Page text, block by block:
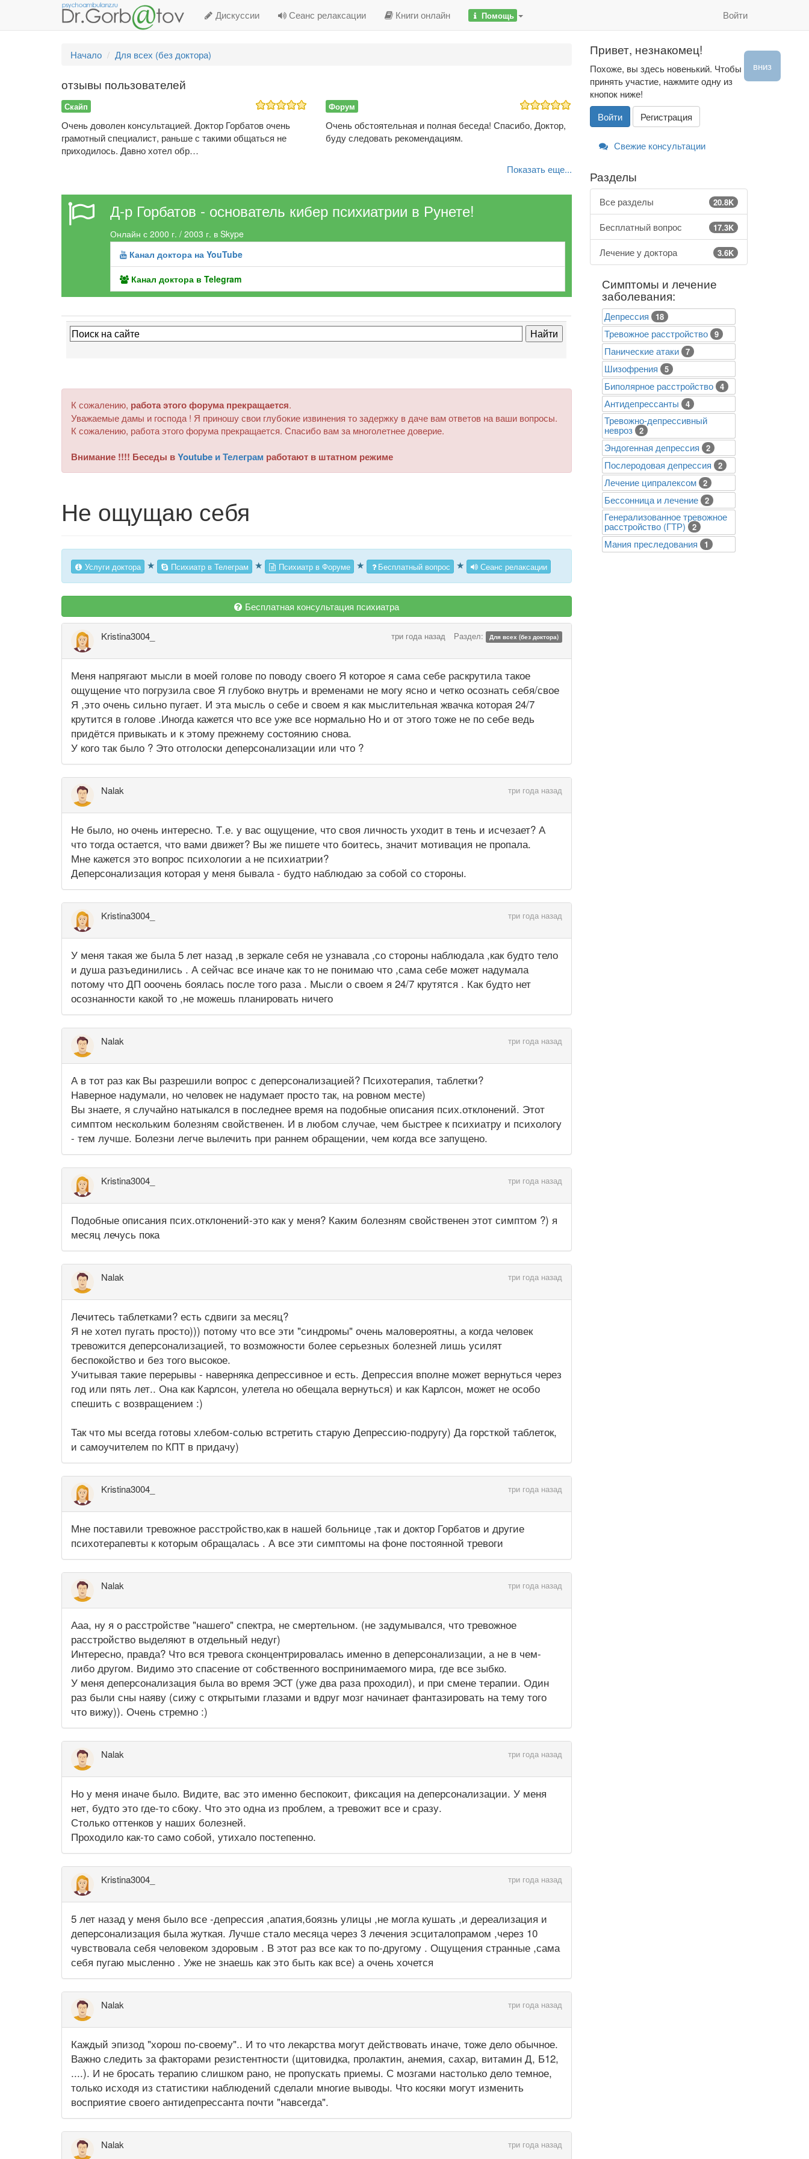
Дискуссии Сеанс релаксации Книги онлайн Помощь Войти
Начало Для всех (без доктора)
отзывы пользователей
Скайп
Очень доволен консультацией. Доктор Горбатов очень
грамотный специалист, раньше с такими общаться не
приходилось. Давно хотел обр…
Форум
Очень обстоятельная и полная беседа! Спасибо, Доктор,
буду следовать рекомендациям.
Показать еще...
Д-р Горбатов - основатель кибер психиатрии в Рунете!
Онлайн с 2000 г. / 2003 г. в Skype
Канал доктора на YouTube
Канал доктора в Telegram
К сожалению, работа этого форума прекращается.
Уважаемые дамы и господа ! Я приношу свои глубокие извинения то задержку в даче вам ответов на ваши вопросы.
К сожалению, работа этого форума прекращается. Спасибо вам за многолетнее доверие.
Внимание !!!! Беседы вYoutube и Телеграм работают в штатном режиме
Не ощущаю себя
вниз
Услуги доктора ★ Психиатр в Телеграм ★ Психиатр в Форуме ★ Бесплатный вопрос ★ Сеанс релаксации
Бесплатная консультация психиатра
Kristina3004_ три года назад Раздел: Для всех (без доктора)
Меня напрягают мысли в моей голове по поводу своего Я которое я сама себе раскрутила такое
ощущение что погрузила свое Я глубоко внутрь и временами не могу ясно и четко осознать себя/свое
Я ,это очень сильно пугает. И эта мысль о себе и своем я как мыслительная жвачка которая 24/7
крутится в голове .Иногда кажется что все уже все нормально Но и от этого тоже не по себе ведь
придётся привыкать и к этому прежнему состоянию снова.
У кого так было ? Это отголоски деперсонализации или что ?
Nalak три года назад
Не было, но очень интересно. Т.е. у вас ощущение, что своя личность уходит в тень и исчезает? А
что тогда остается, что вами движет? Вы же пишете что боитесь, значит мотивация не пропала.
Мне кажется это вопрос психологии а не психиатрии?
Деперсонализация которая у меня бывала - будто наблюдаю за собой со стороны.
Kristina3004_ три года назад
У меня такая же была 5 лет назад ,в зеркале себя не узнавала ,со стороны наблюдала ,как будто тело
и душа разъединились . А сейчас все иначе как то не понимаю что ,сама себе может надумала
потому что ДП ооочень боялась после того раза . Мысли о своем я 24/7 крутятся . Как будто нет
осознанности какой то ,не можешь планировать ничего
Nalak три года назад
А в тот раз как Вы разрешили вопрос с деперсонализацией? Психотерапия, таблетки?
Наверное надумали, но человек не надумает просто так, на ровном месте)
Вы знаете, я случайно натыкался в последнее время на подобные описания псих.отклонений. Этот
симптом нескольким болезням свойственен. И в любом случае, чем быстрее к психиатру и психологу
- тем лучше. Болезни легче вылечить при раннем обращении, чем когда все запущено.
Kristina3004_ три года назад
Подобные описания псих.отклонений-это как у меня? Каким болезням свойственен этот симптом ?) я
месяц лечусь пока
Nalak три года назад
Лечитесь таблетками? есть сдвиги за месяц?
Я не хотел пугать просто))) потому что все эти "синдромы" очень маловероятны, а когда человек
тревожится деперсонализацией, то возможности более серьезных болезней лишь усилят
беспокойство и без того высокое.
Учитывая такие перерывы - наверняка депрессивное и есть. Депрессия вполне может вернуться через
год или пять лет.. Она как Карлсон, улетела но обещала вернуться) и как Карлсон, может не особо
спешить с возвращением :)
Так что мы всегда готовы хлебом-солью встретить старую Депрессию-подругу) Да горсткой таблеток,
и самоучителем по КПТ в придачу)
Kristina3004_ три года назад
Мне поставили тревожное расстройство,как в нашей больнице ,так и доктор Горбатов и другие
психотерапевты к которым обращалась . А все эти симптомы на фоне постоянной тревоги
Nalak три года назад
Ааа, ну я о расстройстве "нашего" спектра, не смертельном. (не задумывался, что тревожное
расстройство выделяют в отдельный недуг)
Интересно, правда? Что вся тревога сконцентрировалась именно в деперсонализации, а не в чем-
либо другом. Видимо это спасение от собственного воспринимаемого мира, где все зыбко.
У меня деперсонализация была во время ЭСТ (уже два раза проходил), и при смене терапии. Один
раз были сны наяву (сижу с открытыми глазами и вдруг мозг начинает фантазировать на тему того
что вижу)). Очень стремно :)
Nalak три года назад
Но у меня иначе было. Видите, вас это именно беспокоит, фиксация на деперсонализации. У меня
нет, будто это где-то сбоку. Что это одна из проблем, а тревожит все и сразу.
Столько оттенков у наших болезней.
Проходило как-то само собой, утихало постепенно.
Kristina3004_ три года назад
5 лет назад у меня было все -депрессия ,апатия,боязнь улицы ,не могла кушать ,и дереализация и
деперсонализация была жуткая. Лучше стало месяца через 3 лечения эсциталопрамом ,через 10
чувствовала себя человеком здоровым . В этот раз все как то по-другому . Ощущения странные ,сама
себя пугаю мысленно . Уже не знаешь как это быть как все) а очень хочется
Nalak три года назад
Каждый эпизод "хорош по-своему".. И то что лекарства могут действовать иначе, тоже дело обычное.
Важно следить за факторами резистентности (щитовидка, пролактин, анемия, сахар, витамин Д, Б12,
....). И не бросать терапию слишком рано, не пропускать приемы. С мозгами настолько дело темное,
только исходя из статистики наблюдений сделали многие выводы. Что косяки могут изменить
восприятие своего антидепрессанта почти "навсегда".
Nalak три года назад
Привет, незнакомец!
Похоже, вы здесь новенький. Чтобы
принять участие, нажмите одну из
кнопок ниже!
Войти
Регистрация
Свежие консультации
Разделы
Все разделы 20.8K
Бесплатный вопрос 17.3K
Лечение у доктора 3.6K
Симптомы и лечение
заболевания:
Депрессия 18
Тревожное расстройство 9
Панические атаки 7
Шизофрения 5
Биполярное расстройство 4
Антидепрессанты 4
Тревожно-депрессивный
невроз 2
Эндогенная депрессия 2
Послеродовая депрессия 2
Лечение ципралексом 2
Бессонница и лечение 2
Генерализованное тревожное
расстройство (ГТР) 2
Mания преследования 1